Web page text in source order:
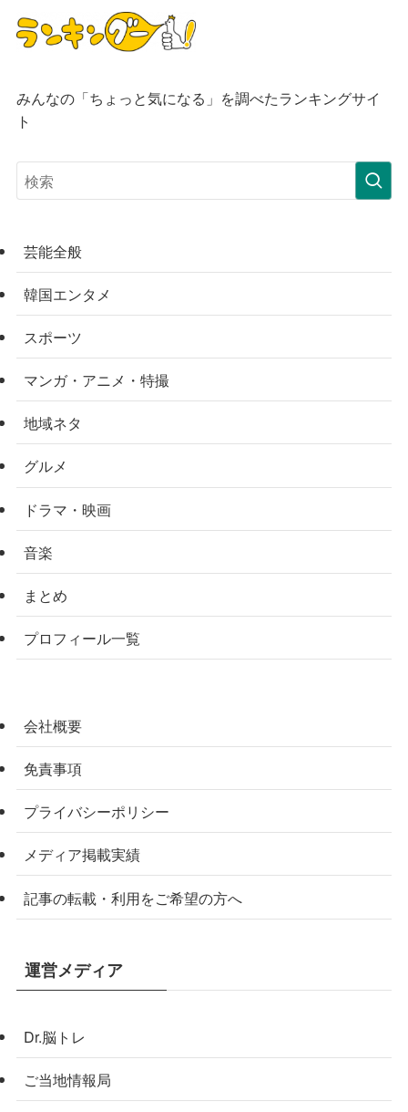
みんなの「ちょっと気になる」を調べたランキングサイ
ト
芸能全般
韓国エンタメ
スポーツ
マンガ・アニメ・特撮
地域ネタ
グルメ
ドラマ・映画
音楽
まとめ
プロフィール一覧
会社概要
免責事項
プライバシーポリシー
メディア掲載実績
記事の転載・利用をご希望の方へ
運営メディア
Dr.脳トレ
ご当地情報局